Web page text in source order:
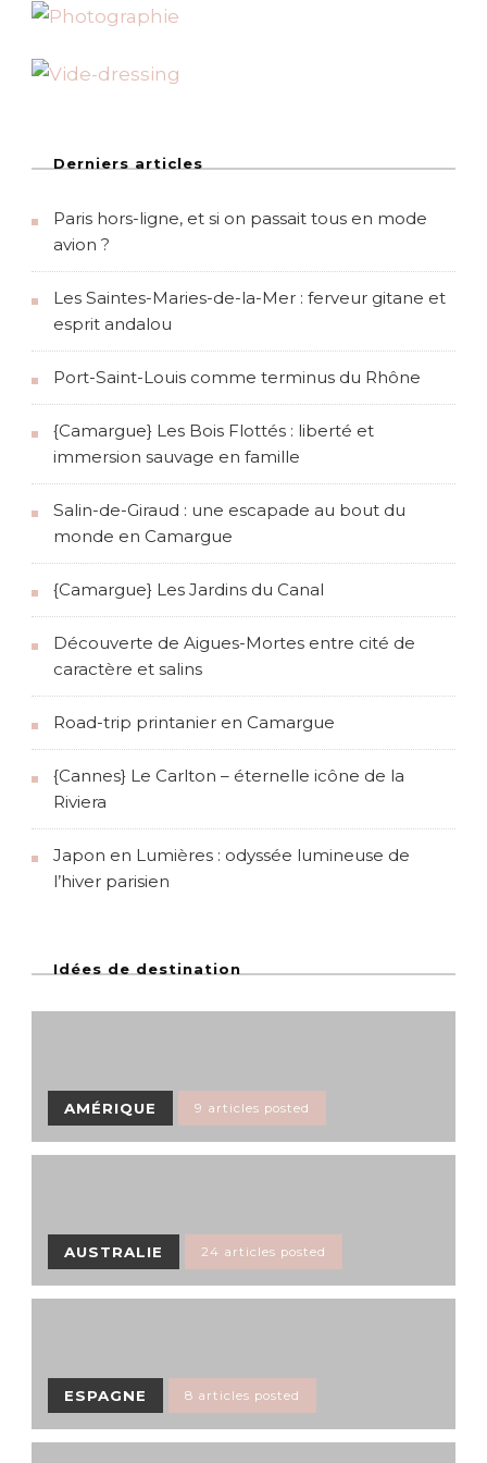
r
n
Derniers articles
Paris hors-ligne, et si on passait tous en mode
avion ?
Les Saintes-Maries-de-la-Mer : ferveur gitane et
esprit andalou
Port-Saint-Louis comme terminus du Rhône
{Camargue} Les Bois Flottés : liberté et
immersion sauvage en famille
Salin-de-Giraud : une escapade au bout du
monde en Camargue
{Camargue} Les Jardins du Canal
Découverte de Aigues-Mortes entre cité de
caractère et salins
Road-trip printanier en Camargue
{Cannes} Le Carlton – éternelle icône de la
Riviera
Japon en Lumières : odyssée lumineuse de
l’hiver parisien
Idées de destination
AMÉRIQUE 9 articles posted
AUSTRALIE 24 articles posted
ESPAGNE 8 articles posted